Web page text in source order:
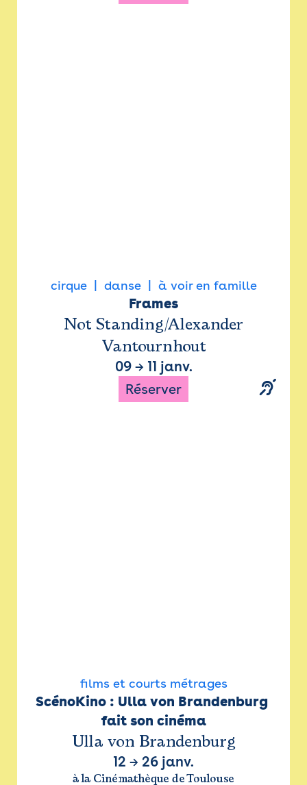
cirque danse à voir en famille
Frames
Not Standing/Alexander
Vantournhout
09→ 11 janv.
Réserver
films et courts métrages
ScénoKino : Ulla von Brandenburg
fait son cinéma
Ulla von Brandenburg
12 → 26 janv.
à la Cinémathèque de Toulouse